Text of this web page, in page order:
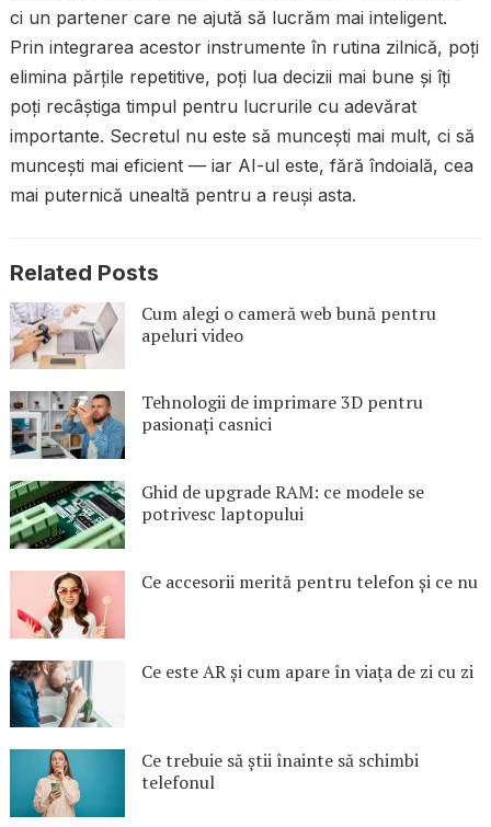
ci un partener care ne ajută să lucrăm mai inteligent.
Prin integrarea acestor instrumente în rutina zilnică, poți
elimina părțile repetitive, poți lua decizii mai bune și îți
poți recâștiga timpul pentru lucrurile cu adevărat
importante. Secretul nu este să muncești mai mult, ci să
muncești mai eficient — iar AI-ul este, fără îndoială, cea
mai puternică unealtă pentru a reuși asta.
Related Posts
Cum alegi o cameră web bună pentru
apeluri video
Tehnologii de imprimare 3D pentru
pasionați casnici
Ghid de upgrade RAM: ce modele se
potrivesc laptopului
Ce accesorii merită pentru telefon și ce nu
Ce este AR și cum apare în viața de zi cu zi
Ce trebuie să știi înainte să schimbi
telefonul